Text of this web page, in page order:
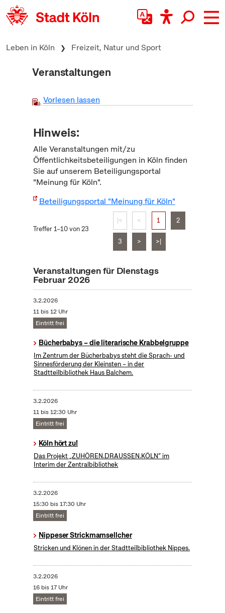
zum Inhalt springen
Leben in Köln Freizeit, Natur und Sport
Veranstaltungen
Vorlesen lassen
Hinweis:
Alle Veranstaltungen mit/zu
Öffentlichkeitsbeteiligungen in Köln finden
Sie auf unserem Beteiligungsportal
"Meinung für Köln".
Beteiligungsportal "Meinung für Köln"
Treffer 1–10 von 23
|< < 1 2
3 > >|
Veranstaltungen für Dienstags
Februar 2026
3.2.2026
11 bis 12 Uhr
Eintritt frei
Bücherbabys – die literarische Krabbelgruppe
Im Zentrum der Bücherbabys steht die Sprach- und
Sinnesförderung der Kleinsten – in der
Stadtteilbibliothek Haus Balchem.
3.2.2026
11 bis 12:30 Uhr
Eintritt frei
Köln hört zu!
Das Projekt „ZUHÖREN.DRAUSSEN.KÖLN“ im
Interim der Zentralbibliothek
3.2.2026
15:30 bis 17:30 Uhr
Eintritt frei
Nippeser Strickmamsellcher
Stricken und Klönen in der Stadtteilbibliothek Nippes.
3.2.2026
16 bis 17 Uhr
Eintritt frei